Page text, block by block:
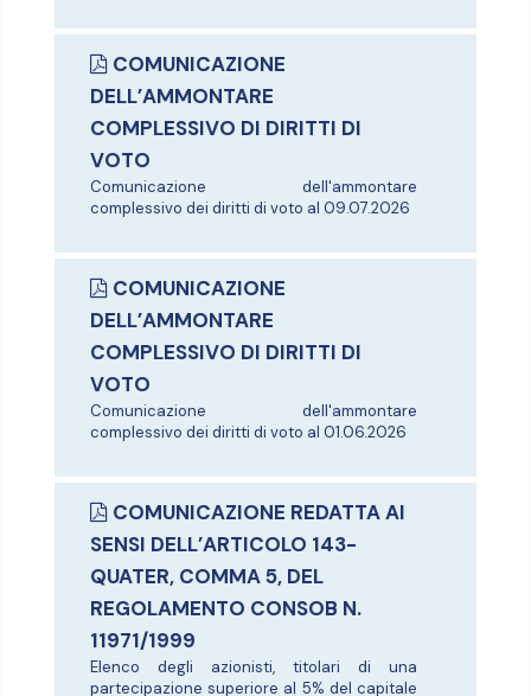
COMUNICAZIONE
DELL’AMMONTARE
COMPLESSIVO DI DIRITTI DI
VOTO
Comunicazione dell'ammontare
complessivo dei diritti di voto al 09.07.2026
COMUNICAZIONE
DELL’AMMONTARE
COMPLESSIVO DI DIRITTI DI
VOTO
Comunicazione dell'ammontare
complessivo dei diritti di voto al 01.06.2026
COMUNICAZIONE REDATTA AI
SENSI DELL’ARTICOLO 143-
QUATER, COMMA 5, DEL
REGOLAMENTO CONSOB N.
11971/1999
Elenco degli azionisti, titolari di una
partecipazione superiore al 5% del capitale